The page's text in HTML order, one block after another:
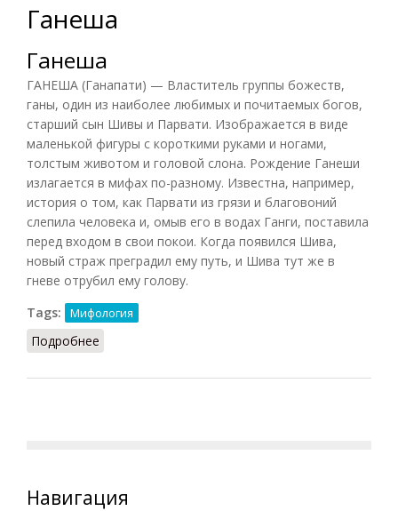
Ганеша
Ганеша
ГАНЕША (Ганапати) — Властитель группы божеств,
ганы, один из наиболее любимых и почитаемых богов,
старший сын Шивы и Парвати. Изображается в виде
маленькой фигуры с короткими руками и ногами,
толстым животом и головой слона. Рождение Ганеши
излагается в мифах по-разному. Известна, например,
история о том, как Парвати из грязи и благовоний
слепила человека и, омыв его в водах Ганги, поставила
перед входом в свои покои. Когда появился Шива,
новый страж преградил ему путь, и Шива тут же в
гневе отрубил ему голову.
Tags:
Мифология
Подробнее
Навигация